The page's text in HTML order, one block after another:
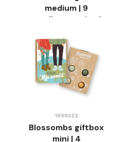
medium | 9
zaadbommetjes |
1959322
Blossombs giftbox
mini | 4